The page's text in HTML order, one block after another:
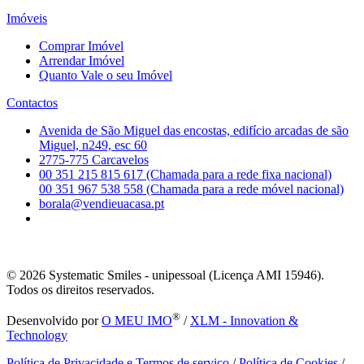
Imóveis
Comprar Imóvel
Arrendar Imóvel
Quanto Vale o seu Imóvel
Contactos
Avenida de São Miguel das encostas, edifício arcadas de são
Miguel, n249, esc 60
2775-775 Carcavelos
00 351 215 815 617 (Chamada para a rede fixa nacional)
00 351 967 538 558 (Chamada para a rede móvel nacional)
borala@vendieuacasa.pt
© 2026 Systematic Smiles - unipessoal (Licença AMI 15946).
Todos os direitos reservados.
Desenvolvido porO MEU IMO® / XLM - Innovation &
Technology